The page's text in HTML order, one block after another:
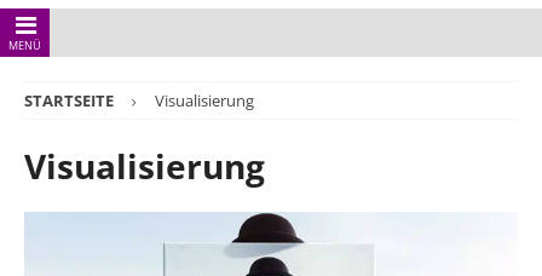
MENÜ
STARTSEITE Visualisierung
Visualisierung